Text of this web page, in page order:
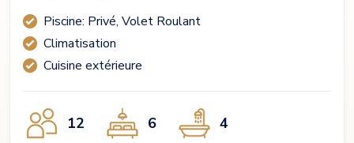
Piscine: Privé, Volet Roulant
Climatisation
Cuisine extérieure
12 6 4